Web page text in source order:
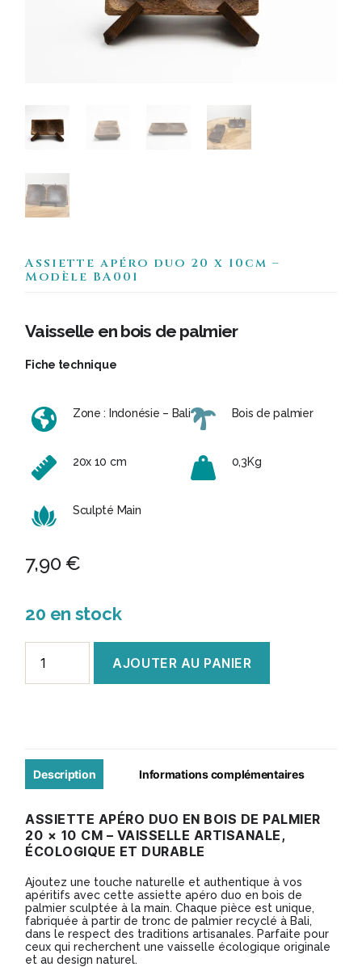
Assiette apéro duo 20 x 10cm –
Modèle BA001
Vaisselle en bois de palmier
Fiche technique
Zone : Indonésie – Bali
20x 10 cm
Sculpté Main
Bois de palmier
0,3Kg
7,90€
20 en stock
20
10cm
-
BA001
AJOUTER AU PANIER
Description Informations complémentaires
ASSIETTE APÉRO DUO EN BOIS DE PALMIER
20 × 10 CM – VAISSELLE ARTISANALE,
ÉCOLOGIQUE ET DURABLE
Ajoutez une touche naturelle et authentique à vos
apéritifs avec cette assiette apéro duo en bois de
palmier sculptée à la main. Chaque pièce est unique,
fabriquée à partir de tronc de palmier recyclé à Bali,
dans le respect des traditions artisanales. Parfaite pour
ceux qui recherchent une vaisselle écologique originale
et au design naturel.